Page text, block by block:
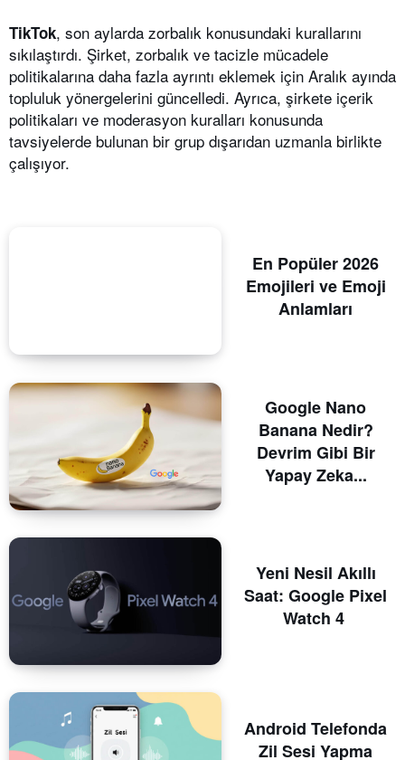
TikTok, son aylarda zorbalık konusundaki kurallarını
sıkılaştırdı. Şirket, zorbalık ve tacizle mücadele
politikalarına daha fazla ayrıntı eklemek için Aralık ayında
topluluk yönergelerini güncelledi. Ayrıca, şirkete içerik
politikaları ve moderasyon kuralları konusunda
tavsiyelerde bulunan bir grup dışarıdan uzmanla birlikte
çalışıyor.
En Popüler 2026
Emojileri ve Emoji
Anlamları
Google Nano
Banana Nedir?
Devrim Gibi Bir
Yapay Zeka...
Yeni Nesil Akıllı
Saat: Google Pixel
Watch 4
Android Telefonda
Zil Sesi Yapma